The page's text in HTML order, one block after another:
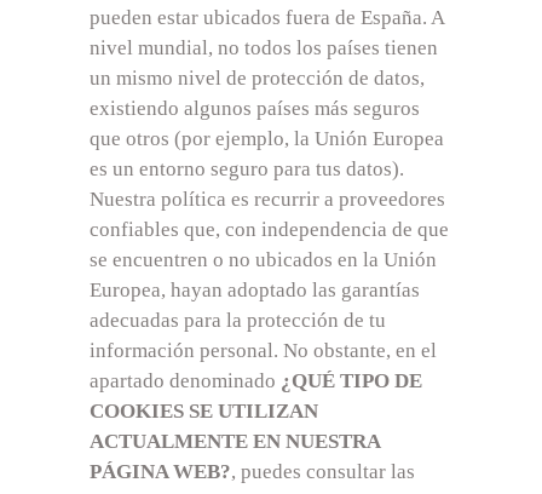
pueden estar ubicados fuera de España. A
nivel mundial, no todos los países tienen
un mismo nivel de protección de datos,
existiendo algunos países más seguros
que otros (por ejemplo, la Unión Europea
es un entorno seguro para tus datos).
Nuestra política es recurrir a proveedores
confiables que, con independencia de que
se encuentren o no ubicados en la Unión
Europea, hayan adoptado las garantías
adecuadas para la protección de tu
información personal. No obstante, en el
apartado denominado ¿QUÉ TIPO DE
COOKIES SE UTILIZAN
ACTUALMENTE EN NUESTRA
PÁGINA WEB?, puedes consultar las